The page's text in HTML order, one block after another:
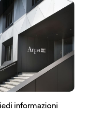
informazioni